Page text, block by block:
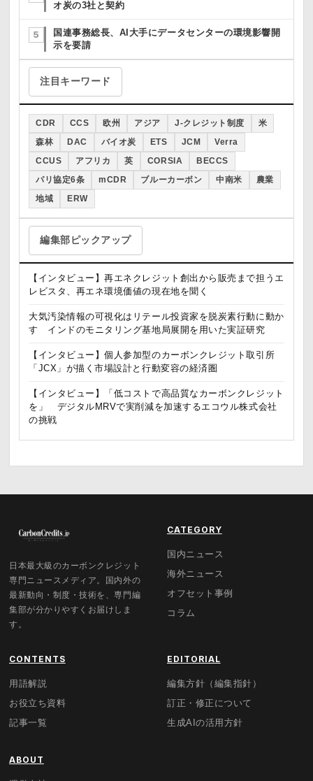
オ炭の3社と契約
国連事務総長、AI大手にデータセンターの環境影響開
示を要請
注目キーワード
CDR CCS 欧州 アジア J-クレジット制度 米
森林 DAC バイオ炭 ETS JCM Verra
CCUS アフリカ 英 CORSIA BECCS
パリ協定6条 mCDR ブルーカーボン 中南米 農業
地域 ERW
編集部ピックアップ
【インタビュー】再エネクレジット創出から販売まで担うエ
レビスタ、再エネ環境価値の現在地を聞く
大気汚染情報の可視化はリテール投資家を脱炭素行動に動か
す インドのモニタリング基地局展開を用いた実証研究
【インタビュー】個人参加型のカーボンクレジット取引所
「JCX」が描く市場設計と行動変容の経済圏
【インタビュー】「低コストで高品質なカーボンクレジット
を」 デジタルMRVで実削減を加速するエコウル株式会社
の挑戦
日本最大級のカーボンクレジット
専門ニュースメディア。国内外の
最新動向・制度・技術を、専門編
集部が分かりやすくお届けしま
す。
CATEGORY
国内ニュース
海外ニュース
オフセット事例
コラム
CONTENTS
用語解説
お役立ち資料
記事一覧
EDITORIAL
編集方針（編集指針）
訂正・修正について
生成AIの活用方針
ABOUT